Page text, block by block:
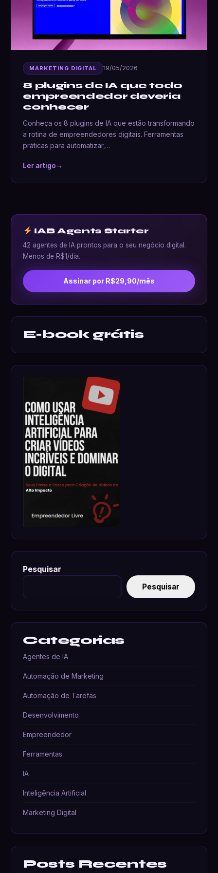
MARKETING DIGITAL 19/05/2026
8 plugins de IA que todo
empreendedor deveria
conhecer
Conheça os 8 plugins de IA que estão transformando
a rotina de empreendedores digitais. Ferramentas
práticas para automatizar,…
Ler artigo→
IAB Agents Starter
42 agentes de IA prontos para o seu negócio digital.
Menos de R$1/dia.
Assinar por R$29,90/mês
E-book grátis
Pesquisar
Pesquisar
Categorias
Agentes de IA
Automação de Marketing
Automação de Tarefas
Desenvolvimento
Empreendedor
Ferramentas
IA
Inteligência Artificial
Marketing Digital
Posts Recentes